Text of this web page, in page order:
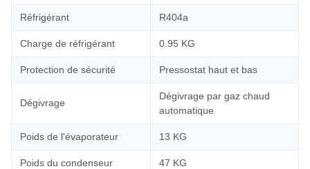
Réfrigérant R404a
Charge de réfrigérant 0.95 KG
Protection de sécurité Pressostat haut et bas
Dégivrage
Dégivrage par gaz chaud
automatique
Poids de l'évaporateur 13 KG
Poids du condenseur 47 KG